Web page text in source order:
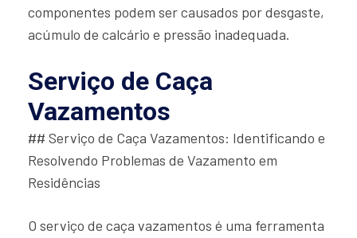
componentes podem ser causados por desgaste,
acúmulo de calcário e pressão inadequada.
Serviço de Caça
Vazamentos
## Serviço de Caça Vazamentos: Identificando e
Resolvendo Problemas de Vazamento em
Residências
O serviço de caça vazamentos é uma ferramenta